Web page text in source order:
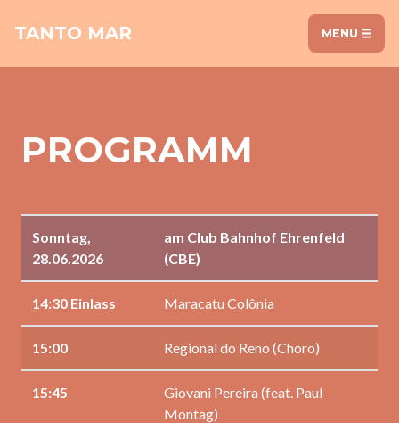
TANTO MAR MENU
PROGRAMM
Sonntag,
28.06.2026
am Club Bahnhof Ehrenfeld
(CBE)
14:30 Einlass Maracatu Colônia
15:00 Regional do Reno (Choro)
15:45
Giovani Pereira (feat. Paul
Montag)